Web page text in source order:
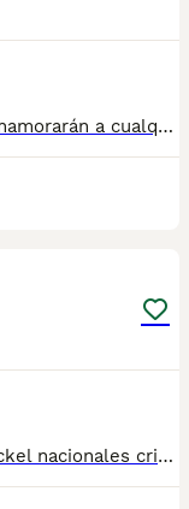
Teléfono de contacto 📲 : 614545279 Enamorarán a cualquiera con su precioso color chocolate, su expresión dulce y su carácter cariñoso. Criados con mimo en ambiente familiar, son cachorros sanos, alegres y muy sociables, ideales para convertirse en un miembro más de la familia. Se entregan con la edad reglamentaria, desparasitados, con cartilla sanitaria y las vacunas correspondientes a su edad. Si buscas un compañero fiel, inteligente y lleno de cariño, estos pequeños teckel son la elección perfecta. 📩 Contacta para conocer disponibilidad, recibir más fotos y vídeos, o resolver cualquier duda. Solo para familias responsables que les ofrezcan un hogar lleno de amor.
Disponibles preciosos cachorros de teckel nacionales criados en nuestras instalaciones, en un ambiente familiar y responsable. Nuestros cachorros se entregan con cartilla de primera vacunación, vacunas correspondientes a su edad, desparasitados interna y externamente, y con microchip implantado y dado de alta. Además, realizamos un contrato de garantía que incluye: • Garantía vírica de 15 días. • Garantía congénita de 1 año. Desde la fecha de entrega del cachorro. Nos comprometemos al 100% con la salud, el bienestar y el cuidado de nuestros pequeños. Disponemos de Núcleo Zoológico Para más información, imágenes o cualquier consulta sin compromiso, pueden contactar con nosotros en los teléfonos: CRISTINA 📞 722 788 399 📞 932 514 529